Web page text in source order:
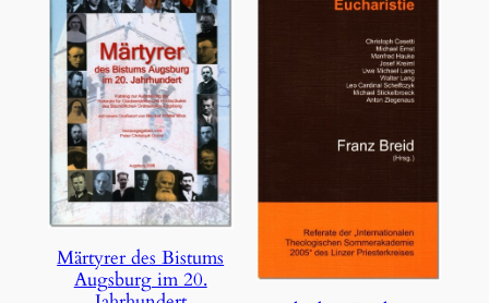
Märtyrer des Bistums
Augsburg im 20.